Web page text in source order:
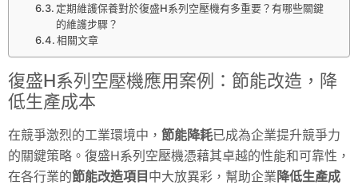
定期維護保養對於復盛H系列空壓機有多重要？有哪些關鍵
的維護步驟？
相關文章
復盛H系列空壓機應用案例：節能改造，降
低生產成本
在競爭激烈的工業環境中， 節能降耗已成為企業提升競爭力
的關鍵策略。復盛H系列空壓機憑藉其卓越的性能和可靠性，
在各行業的節能改造項目中大放異彩，幫助企業降低生產成